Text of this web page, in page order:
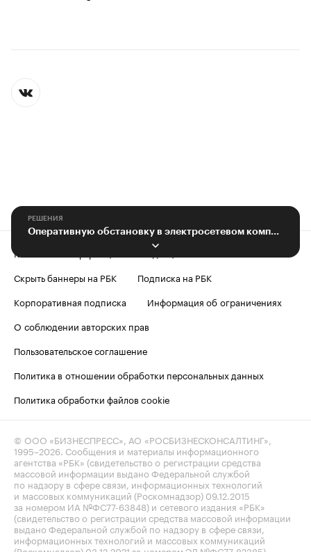
РЕШЕНИЯ
Контактная информация
Редакция
Скрыть баннеры на РБК
Подписка на РБК
Корпоративная подписка
Информация об ограничениях
О соблюдении авторских прав
Пользовательское соглашение
Политика в отношении обработки персональных данных
Политика обработки файлов cookie
© ООО «БИЗНЕСПРЕСС», АО «РОСБИЗНЕСКОНСАЛТИНГ»,
1995–2026 . Сообщения и материалы информационного
агентства «РБК» (свидетельство о регистрации средства
массовой информации выдано Федеральной службой
по надзору в сфере связи, информационных технологий
и массовых коммуникаций (Роскомнадзор) 09.12.2015
за номером ИА №ФС77-63848) и сетевого издания «РБК»
(свидетельство о регистрации средства массовой информации
выдано Федеральной службой по надзору в сфере связи,
информационных технологий и массовых коммуникаций